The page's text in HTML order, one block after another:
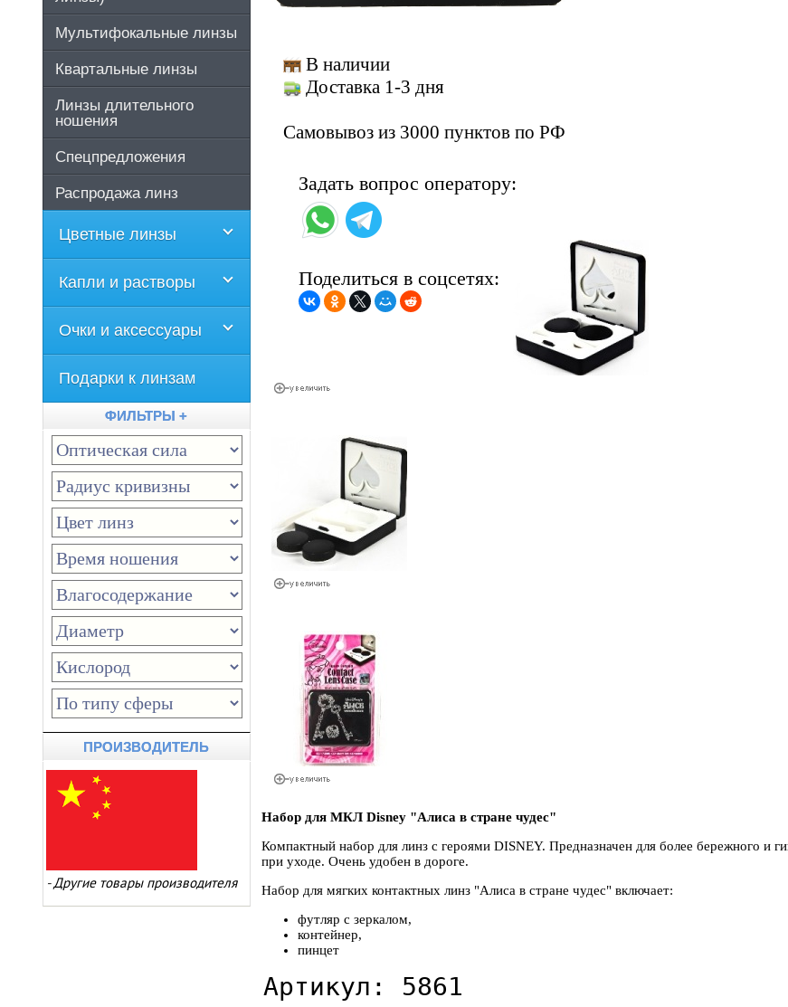
В наличии
Доставка 1-3 дня
Самовывоз из 3000 пунктов по РФ
Задать вопрос оператору:
Поделиться в соцсетях:
Набор для МКЛ Disney "Алиса в стране чудес"
Компактный набор для линз с героями DISNEY. Предназначен для более бережного и
при уходе. Очень удобен в дороге.
Набор для мягких контактных линз "Алиса в стране чудес" включает:
футляр с зеркалом,
контейнер,
пинцет
Артикул: 5861
Мультифокальные линзы
Квартальные линзы
Линзы длительного
ношения
Спецпредложения
Распродажа линз
Цветные линзы
Капли и растворы
Очки и аксессуары
Подарки к линзам
ФИЛЬТРЫ +
ПРОИЗВОДИТЕЛЬ
-Другие товары производителя